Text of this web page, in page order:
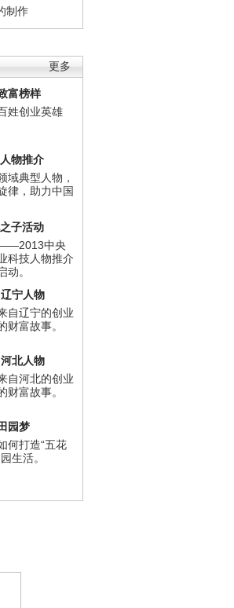
制作
更多
富榜样
姓创业英雄
物推介
域典型人物，
律，助力中国
子活动
中央
科技人物推介
动。
宁人物
自辽宁的创业
财富故事。
北人物
自河北的创业
财富故事。
园梦
何打造“五花
生活。